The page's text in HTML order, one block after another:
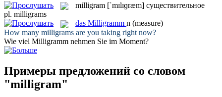
milligram [ˈmɪlɪɡræm] существительное
pl. milligrams
das Milligramm n (measure)
How many milligrams are you taking right now?
Wie viel Milligramm nehmen Sie im Moment?
Примеры предложений со словом
"milligram"